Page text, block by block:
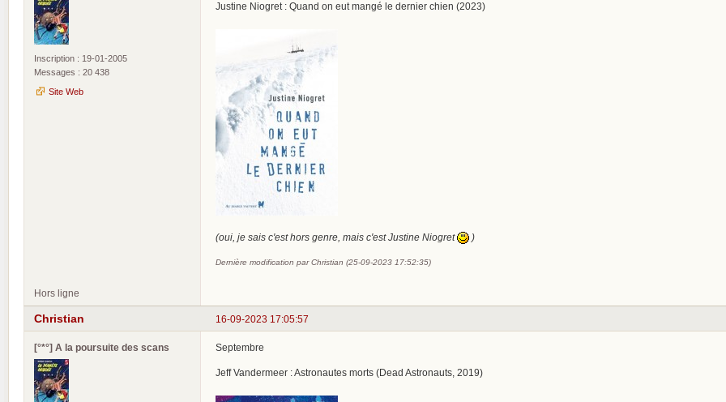
Inscription : 19-01-2005
Messages : 20 438
Site Web
Justine Niogret : Quand on eut mangé le dernier chien (2023)
(oui, je sais c'est hors genre, mais c'est Justine Niogret )
Dernière modification par Christian (25-09-2023 17:52:35)
Hors ligne
16-09-2023 17:05:57
Christian
[°*°] A la poursuite des scans Septembre
Jeff Vandermeer : Astronautes morts (Dead Astronauts, 2019)